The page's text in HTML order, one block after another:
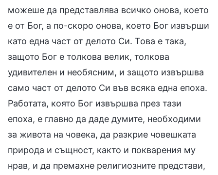
можеше да представлява всичко онова, което
е от Бог, а по-скоро онова, което Бог извърши
като една част от делото Си. Това е така,
защото Бог е толкова велик, толкова
удивителен и необясним, и защото извършва
само част от делото Си във всяка една епоха.
Работата, която Бог извършва през тази
епоха, е главно да даде думите, необходими
за живота на човека, да разкрие човешката
природа и същност, както и покварения му
нрав, и да премахне религиозните представи,